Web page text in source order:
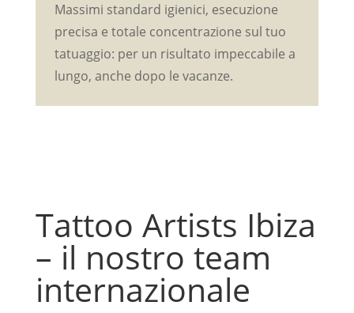
Massimi standard igienici, esecuzione
precisa e totale concentrazione sul tuo
tatuaggio: per un risultato impeccabile a
lungo, anche dopo le vacanze.
Tattoo Artists Ibiza
– il nostro team
internazionale